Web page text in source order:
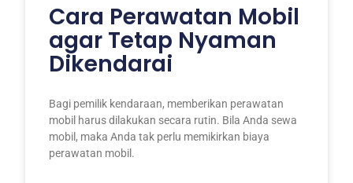
Cara Perawatan Mobil
agar Tetap Nyaman
Dikendarai
Bagi pemilik kendaraan, memberikan perawatan
mobil harus dilakukan secara rutin. Bila Anda sewa
mobil, maka Anda tak perlu memikirkan biaya
perawatan mobil.